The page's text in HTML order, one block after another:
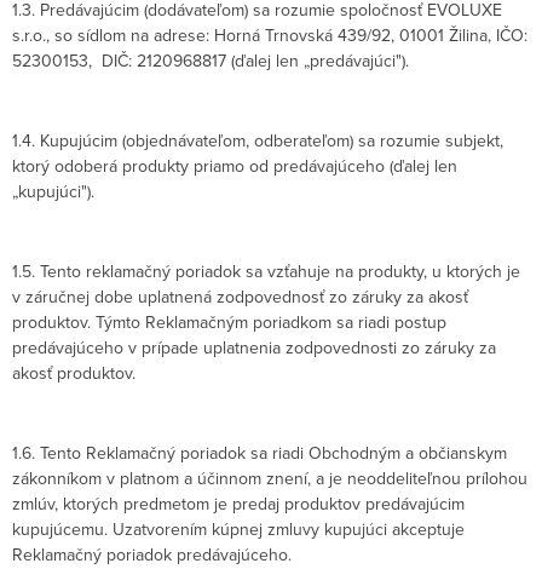
1.3. Predávajúcim (dodávateľom) sa rozumie spoločnosť EVOLUXE
s.r.o., so sídlom na adrese: Horná Trnovská 439/92, 01001 Žilina, IČO:
52300153, DIČ: 2120968817 (ďalej len „predávajúci").
1.4. Kupujúcim (objednávateľom, odberateľom) sa rozumie subjekt,
ktorý odoberá produkty priamo od predávajúceho (ďalej len
„kupujúci").
1.5. Tento reklamačný poriadok sa vzťahuje na produkty, u ktorých je
v záručnej dobe uplatnená zodpovednosť zo záruky za akosť
produktov. Týmto Reklamačným poriadkom sa riadi postup
predávajúceho v prípade uplatnenia zodpovednosti zo záruky za
akosť produktov.
1.6. Tento Reklamačný poriadok sa riadi Obchodným a občianskym
zákonníkom v platnom a účinnom znení, a je neoddeliteľnou prílohou
zmlúv, ktorých predmetom je predaj produktov predávajúcim
kupujúcemu. Uzatvorením kúpnej zmluvy kupujúci akceptuje
Reklamačný poriadok predávajúceho.